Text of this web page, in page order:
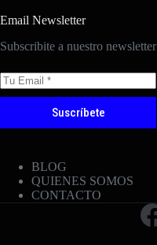
Email Newsletter
Subscribite a nuestro newsletter
Suscríbete
BLOG
QUIENES SOMOS
CONTACTO